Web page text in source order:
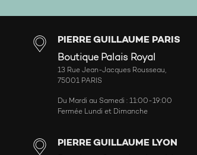
PIERRE GUILLAUME PARIS
Boutique Palais Royal
13 Rue Jean-Jacques Rousseau,
75001 PARIS
Du Mardi au Samedi : 11:00-19:00
Fermée Lundi et Dimanche
PIERRE GUILLAUME LYON